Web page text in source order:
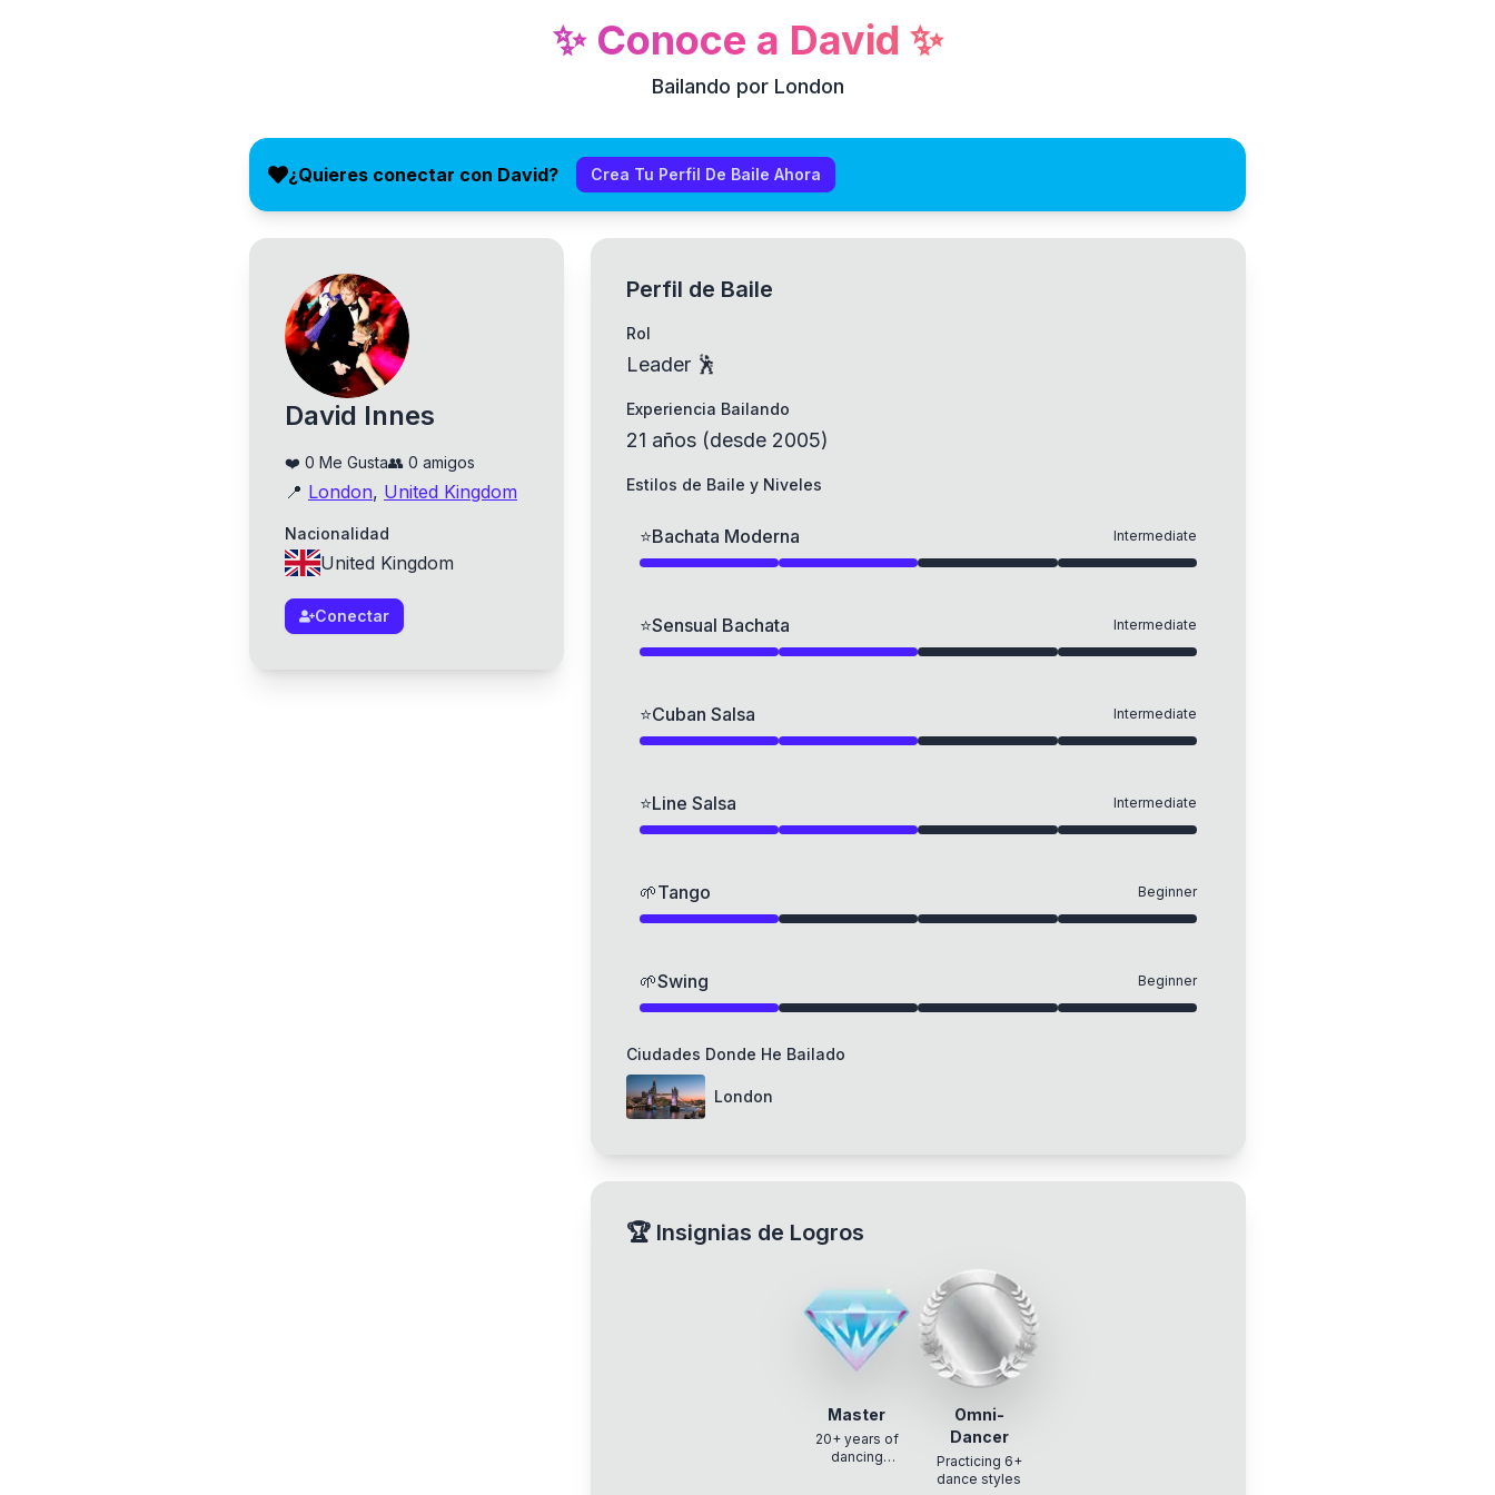
✨ Conoce a David ✨
Bailando por London
¿Quieres conectar con David? Crea Tu Perfil De Baile Ahora
David Innes
❤️ 0 Me Gusta👥 0 amigos
📍 London, United Kingdom
Nacionalidad
United Kingdom
Conectar
Perfil de Baile
Rol
Leader 🕺
Experiencia Bailando
21 años(desde 2005)
Estilos de Baile y Niveles
⭐Bachata Moderna Intermediate
⭐Sensual Bachata Intermediate
⭐Cuban Salsa Intermediate
⭐Line Salsa Intermediate
🌱Tango Beginner
🌱Swing Beginner
Ciudades Donde He Bailado
London
🏆 Insignias de Logros
Master
20+ years of
dancing
Omni-
Dancer
Practicing 6+
dance styles